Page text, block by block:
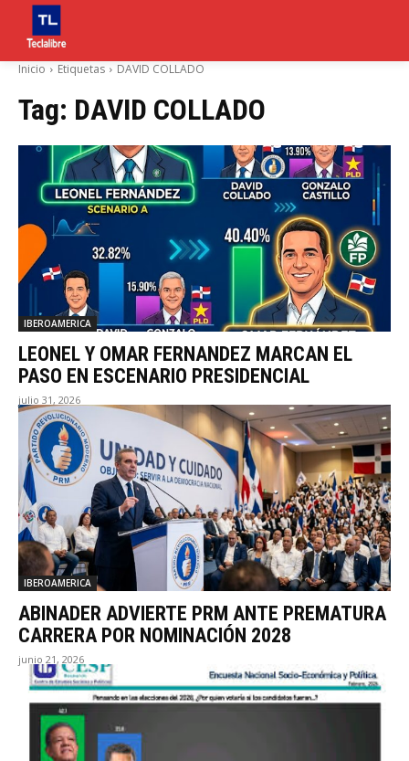
Inicio Etiquetas DAVID COLLADO
Tag: DAVID COLLADO
IBEROAMERICA
LEONEL Y OMAR FERNANDEZ MARCAN EL
PASO EN ESCENARIO PRESIDENCIAL
julio 31, 2026
IBEROAMERICA
ABINADER ADVIERTE PRM ANTE PREMATURA
CARRERA POR NOMINACIÓN 2028
junio 21, 2026